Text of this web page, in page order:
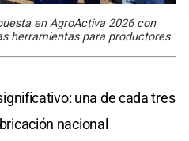
en AgroActiva 2026 con
herramientas para productores
una de cada tres
nacional